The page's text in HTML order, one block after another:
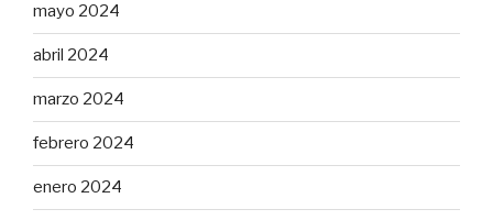
mayo 2024
abril 2024
marzo 2024
febrero 2024
enero 2024